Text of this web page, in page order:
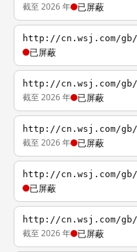
截至 2026 年 已屏蔽
http://cn.wsj.com/gb/
已屏蔽
http://cn.wsj.com/gb/
截至 2026 年 已屏蔽
http://cn.wsj.com/gb/
截至 2026 年 已屏蔽
http://cn.wsj.com/gb/
已屏蔽
http://cn.wsj.com/gb/
截至 2026 年 已屏蔽